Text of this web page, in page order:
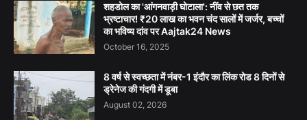
शहडोल का 'आंगनवाड़ी घोटाला': नींव से छत तक
भ्रष्टाचार! ₹20 लाख का भवन चंद सालों में जर्जर, बच्चों
का भविष्य दांव पर Aajtak24 News
October 16, 2025
8 वर्ष से स्वच्छता में नंबर-1 इंदौर का लिंक रोड 8 दिनों से
ड्रेनेज की गंदगी में डूबा
August 02, 2026